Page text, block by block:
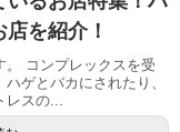
を紹介！
。 コンプレックスを受
ゲとバカにされたり、
スの...